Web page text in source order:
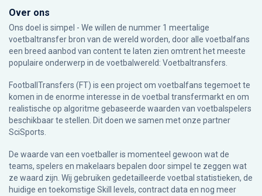
Over ons
Ons doel is simpel - We willen de nummer 1 meertalige
voetbaltransfer bron van de wereld worden, door alle voetbalfans
een breed aanbod van content te laten zien omtrent het meeste
populaire onderwerp in de voetbalwereld: Voetbaltransfers.
FootballTransfers (FT) is een project om voetbalfans tegemoet te
komen in de enorme interesse in de voetbal transfermarkt en om
realistische op algoritme gebaseerde waarden van voetbalspelers
beschikbaar te stellen. Dit doen we samen met onze partner
SciSports
De waarde van een voetballer is momenteel gewoon wat de
teams, spelers en makelaars bepalen door simpel te zeggen wat
ze waard zijn. Wij gebruiken gedetailleerde voetbal statistieken, de
huidige en toekomstige Skill levels, contract data en nog meer